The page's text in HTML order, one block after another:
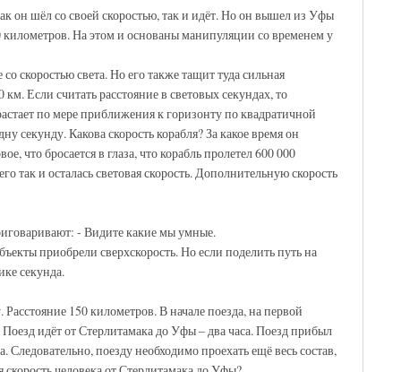
он шёл со своей скоростью, так и идёт. Но он вышел из Уфы
На этом и основаны манипуляции со временем у
скоростью света. Но его также тащит туда сильная
Если считать расстояние в световых секундах, то
по мере приближения к горизонту по квадратичной
секунду. Какова скорость корабля? За какое время он
что бросается в глаза, что корабль пролетел 600 000
так и осталась световая скорость. Дополнительную скорость
- Видите какие мы умные.
приобрели сверхскорость. Но если поделить путь на
секунда.
150 километров. В начале поезда, на первой
идёт от Стерлитамака до Уфы – два часа. Поезд прибыл
поезду необходимо проехать ещё весь состав,